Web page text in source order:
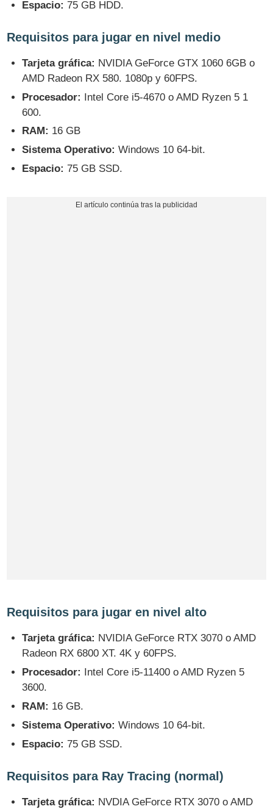
Espacio: 75 GB HDD.
Requisitos para jugar en nivel medio
Tarjeta gráfica: NVIDIA GeForce GTX 1060 6GB o
AMD Radeon RX 580. 1080p y 60FPS.
Procesador: Intel Core i5-4670 o AMD Ryzen 5 1
600.
RAM: 16 GB
Sistema Operativo: Windows 10 64-bit.
Espacio: 75 GB SSD.
Requisitos para jugar en nivel alto
Tarjeta gráfica: NVIDIA GeForce RTX 3070 o AMD
Radeon RX 6800 XT. 4K y 60FPS.
Procesador:
Intel Core i5-11400 o AMD Ryzen 5
3600.
RAM: 16 GB.
Sistema Operativo: Windows 10 64-bit.
Espacio: 75 GB SSD.
Requisitos para Ray Tracing (normal)
Tarjeta gráfica: NVDIA GeForce RTX 3070 o AMD